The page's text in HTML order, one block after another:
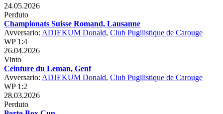
24.05.2026
Perduto
Championats Suisse Romand, Lausanne
Avversario: ADJEKUM Donald, Club Pugilistique de Carouge
WP 1:4
26.04.2026
Vinto
Ceinture du Leman, Genf
Avversario: ADJEKUM Donald, Club Pugilistique de Carouge
WP 1:2
28.03.2026
Perduto